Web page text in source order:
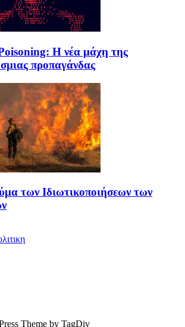
Η νέα μάχη της
προπαγάνδας
των Ιδιωτικοποιήσεων των
Theme by TagDiv